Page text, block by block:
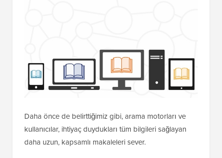
Daha önce de belirttiğimiz gibi, arama motorları ve
kullanıcılar, ihtiyaç duydukları tüm bilgileri sağlayan
daha uzun, kapsamlı makaleleri sever.